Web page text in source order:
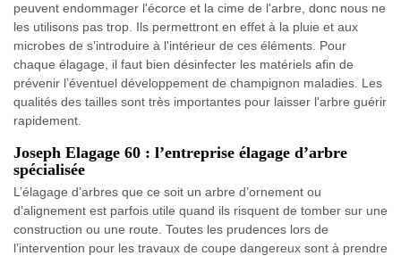
peuvent endommager l'écorce et la cime de l'arbre, donc nous ne
les utilisons pas trop. Ils permettront en effet à la pluie et aux
microbes de s’introduire à l'intérieur de ces éléments. Pour
chaque élagage, il faut bien désinfecter les matériels afin de
prévenir l’éventuel développement de champignon maladies. Les
qualités des tailles sont très importantes pour laisser l'arbre guérir
rapidement.
Joseph Elagage 60 : l’entreprise élagage d’arbre
spécialisée
L’élagage d’arbres que ce soit un arbre d’ornement ou
d’alignement est parfois utile quand ils risquent de tomber sur une
construction ou une route. Toutes les prudences lors de
l’intervention pour les travaux de coupe dangereux sont à prendre